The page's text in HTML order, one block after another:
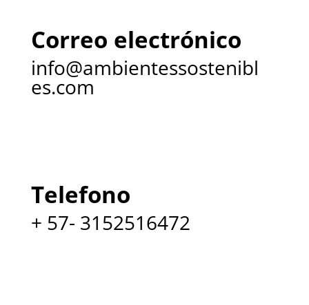
Correo electrónico
info@ambientessostenibl
es.com
Telefono
+ 57- 3152516472